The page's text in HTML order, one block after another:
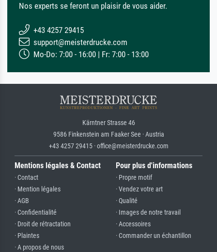
Nos experts se feront un plaisir de vous aider.
+43 4257 29415
support@meisterdrucke.com
Mo-Do: 7:00 - 16:00 | Fr: 7:00 - 13:00
Kärntner Strasse 46
9586 Finkenstein am Faaker See · Austria
+43 4257 29415 · office@meisterdrucke.com
Mentions légales & Contact
· Contact
· Mention légales
· AGB
· Confidentialité
· Droit de rétractation
· Plaintes
· A propos de nous
Pour plus d'informations
· Propre motif
· Vendez votre art
· Qualité
· Images de notre travail
· Accessoires
· Commander un échantillon